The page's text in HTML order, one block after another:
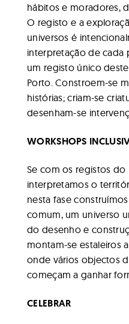
hábitos e moradores,
O registo e a
universos é
interpretação de cada
um registo único
Porto. Constroem-se
histórias; criam-se
desenham-se
WORKSHOPS
Se com os registos
interpretamos o
nesta fase
comum, um universo
do desenho e
montam-se estaleiros
onde vários objectos
começam a ganhar
CELEBRAR